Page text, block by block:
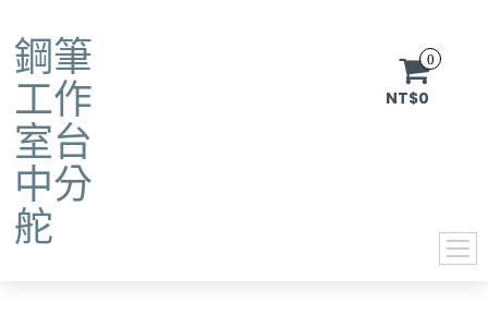
鋼筆
工作
室台
中分
舵
0
NT$0